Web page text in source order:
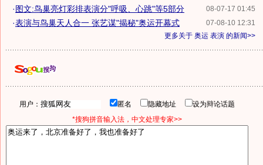
08-07-17 01:45
·图文:鸟巢亮灯彩排表演分"呼吸、心跳"等5部分
07-08-10 12:31
·表演与鸟巢天人合一 张艺谋"揭秘"奥运开幕式
更多关于 奥运 表演 的新闻>>
用户： 匿名 隐藏地址
设为辩论话题
*搜狗拼音输入法，中文处理专家>>